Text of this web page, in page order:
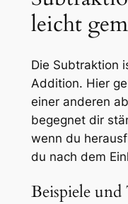
leicht
Die Subtraktion
Addition. Hier
einer anderen
begegnet dir
wenn du
du nach dem
Beispiele